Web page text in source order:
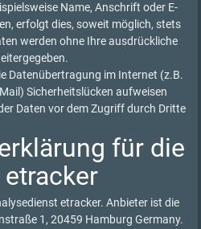
Name, Anschrift oder E-
erfolgt dies, soweit möglich, stets
werden ohne Ihre ausdrückliche
Datenübertragung im Internet (z.B.
Sicherheitslücken aufweisen
Daten vor dem Zugriff durch Dritte
für die
etracker. Anbieter ist die
1, 20459 Hamburg Germany.